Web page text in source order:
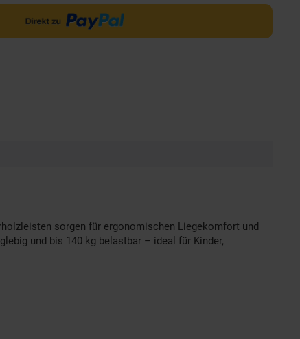
sorgen für ergonomischen Liegekomfort und
und bis 140 kg belastbar – ideal für Kinder,